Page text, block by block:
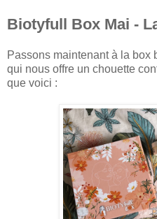
Biotyfull Box Mai -
Passons maintenant à la
qui nous offre un chouette
que voici :